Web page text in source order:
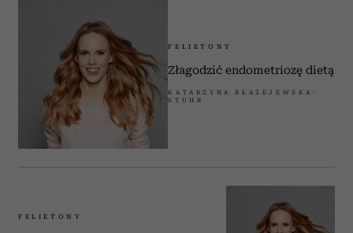
FELIETONY
Złagodzić endometriozę dietą
KATARZYNA BŁAŻEJEWSKA-
STUHR
FELIETONY